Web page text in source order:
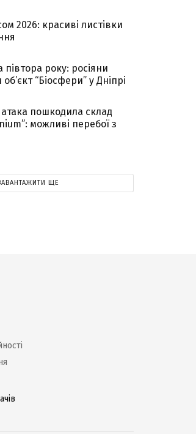
2026: красиві листівки
півтора року: росіяни
“Біосфери” у Дніпрі
пошкодила склад
можливі перебої з
ЩЕ